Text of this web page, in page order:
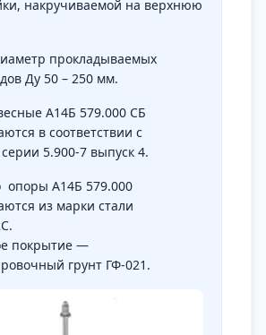
накручиваемой на верхнюю
прокладываемых
Ду 50 – 250 мм.
А14Б 579.000 СБ
в соответствии с
5.900-7 выпуск 4.
опоры А14Б 579.000
из марки стали
покрытие —
грунт ГФ-021.